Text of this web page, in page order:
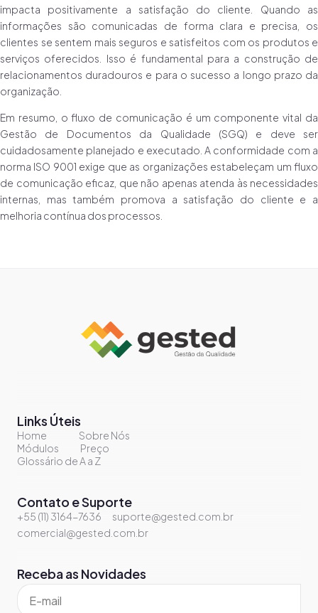
impacta positivamente a satisfação do cliente. Quando as
informações são comunicadas de forma clara e precisa, os
clientes se sentem mais seguros e satisfeitos com os produtos e
serviços oferecidos. Isso é fundamental para a construção de
relacionamentos duradouros e para o sucesso a longo prazo da
organização.
Em resumo, o fluxo de comunicação é um componente vital da
Gestão de Documentos da Qualidade (SGQ) e deve ser
cuidadosamente planejado e executado. A conformidade com a
norma ISO 9001 exige que as organizações estabeleçam um fluxo
de comunicação eficaz, que não apenas atenda às necessidades
internas, mas também promova a satisfação do cliente e a
melhoria contínua dos processos.
Receba as Novidades
Links Úteis
Home
Sobre Nós
Módulos
Preço
Glossário de A a Z
Contato e Suporte
+55 (11) 3164-7636
suporte@gested.com.br
comercial@gested.com.br